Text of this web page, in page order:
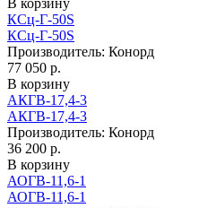
В корзину
КСц-Г-50S
КСц-Г-50S
Производитель: Конорд
77 050 р.
В корзину
АКГВ-17,4-3
АКГВ-17,4-3
Производитель: Конорд
36 200 р.
В корзину
АОГВ-11,6-1
АОГВ-11,6-1